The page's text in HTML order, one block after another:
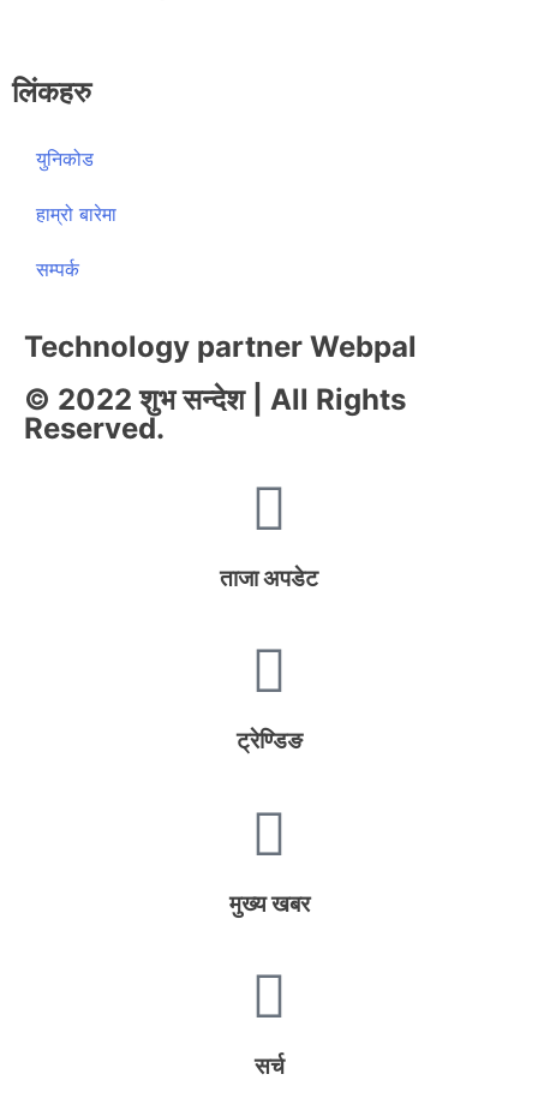
लिंकहरु
युनिकोड
हाम्रो बारेमा
सम्पर्क
© 2022 शुभ सन्देश | All Rights
Reserved.
Technology partner Webpal
ताजा अपडेट
ट्रेण्डिङ
मुख्य खबर
सर्च